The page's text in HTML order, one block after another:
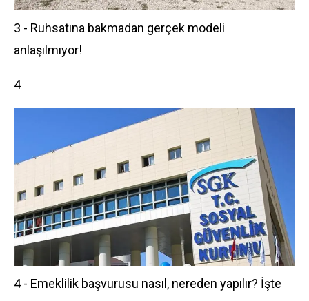
3 - Ruhsatına bakmadan gerçek modeli
anlaşılmıyor!
4
4 - Emeklilik başvurusu nasıl, nereden yapılır? İşte